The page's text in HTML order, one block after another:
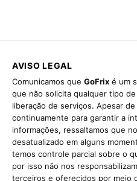
AVISO LEGAL
Comunicamos que GoFrix é um
que não solicita qualquer tipo
liberação de serviços. Apesar
continuamente para garantir a
informações, ressaltamos que
desatualizado em alguns
temos controle parcial sobre o
por isso não nos
terceiros e oferecidos por meio